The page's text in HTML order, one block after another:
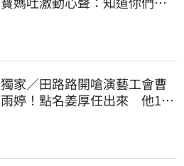
獨家／田路路開嗆演藝工會曹
雨婷！點名姜厚任出來 他16